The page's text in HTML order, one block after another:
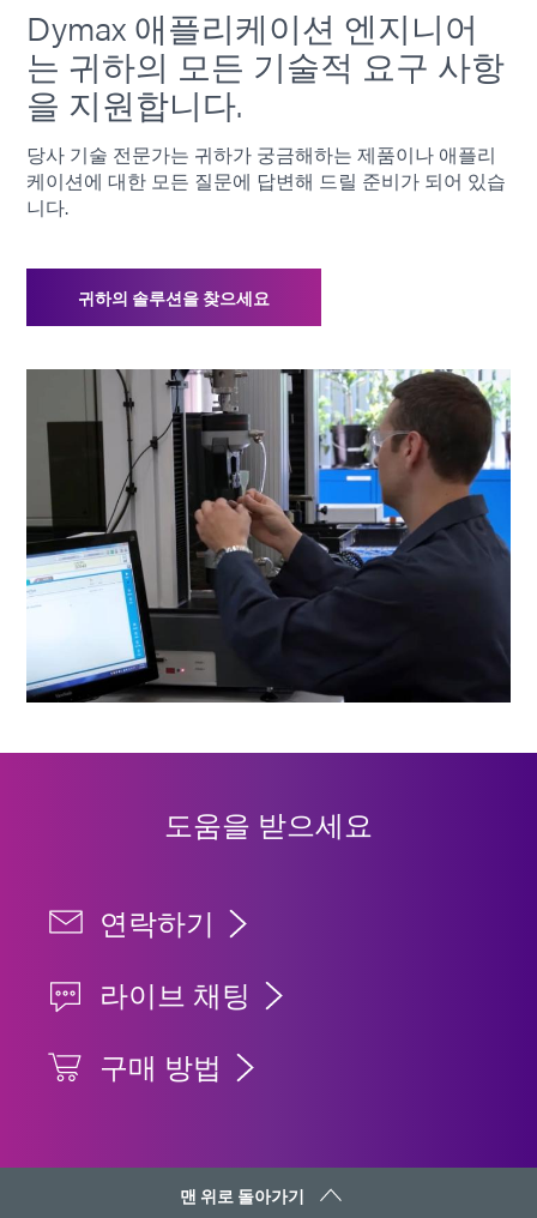
Dymax 애플리케이션 엔지니어
는 귀하의 모든 기술적 요구 사항
을 지원합니다.
당사 기술 전문가는 귀하가 궁금해하는 제품이나 애플리
케이션에 대한 모든 질문에 답변해 드릴 준비가 되어 있습
니다.
귀하의 솔루션을 찾으세요
도움을 받으세요
연락하기
라이브 채팅
구매 방법
맨 위로 돌아가기